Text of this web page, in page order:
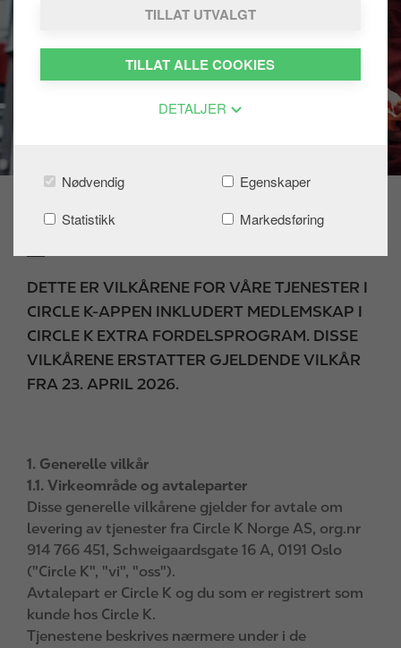
TILLAT UTVALGT
TILLAT ALLE COOKIES
DETALJER
Nødvendig
Egenskaper
Statistikk
Markedsføring
Vilkår
DETTE ER VILKÅRENE FOR VÅRE TJENESTER I
CIRCLE K-APPEN INKLUDERT MEDLEMSKAP I
CIRCLE K EXTRA FORDELSPROGRAM. DISSE
VILKÅRENE ERSTATTER GJELDENDE VILKÅR
FRA 23. APRIL 2026.
1. Generelle vilkår
1.1. Virkeområde og avtaleparter
Disse generelle vilkårene gjelder for avtale om
levering av tjenester fra Circle K Norge AS, org.nr
914 766 451, Schweigaardsgate 16 A, 0191 Oslo
("Circle K", "vi", "oss").
Avtalepart er Circle K og du som er registrert som
kunde hos Circle K.
Tjenestene beskrives nærmere under i de